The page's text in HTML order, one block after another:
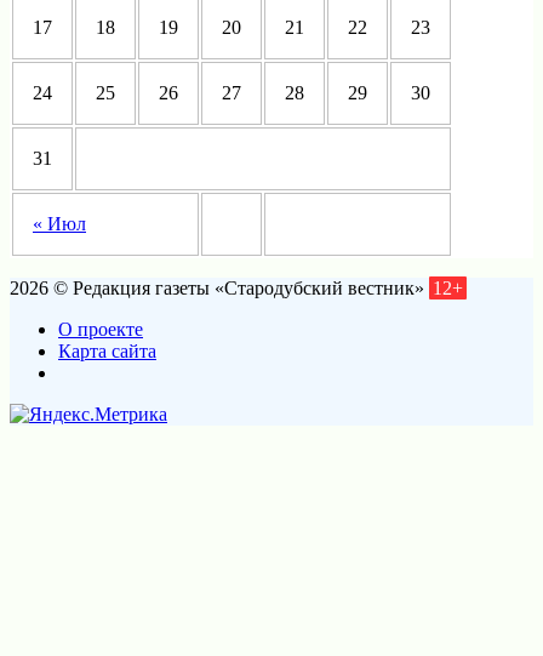
« Июл
17 18 19 20 21 22 23
24 25 26 27 28 29 30
31
2026 © Редакция газеты «Стародубский вестник» 12+
О проекте
Карта сайта